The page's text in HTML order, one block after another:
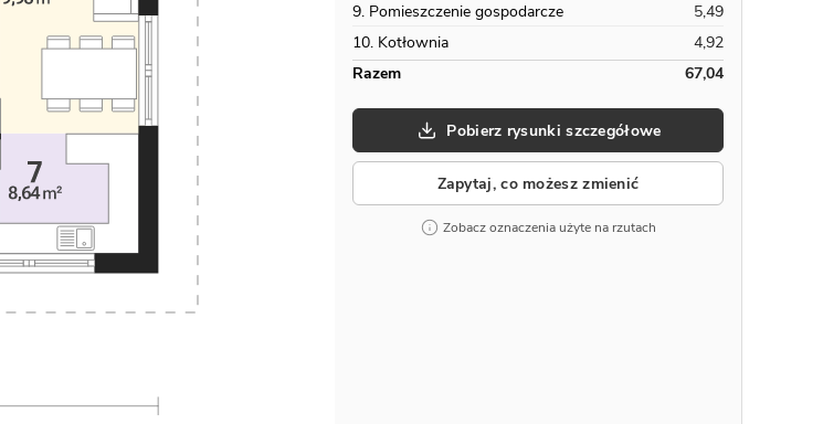
9. Pomieszczenie gospodarcze
5,49
10. Kotłownia
4,92
Razem
67,04
Pobierz rysunki szczegółowe
Zapytaj, co możesz zmienić
Zobacz oznaczenia użyte na rzutach